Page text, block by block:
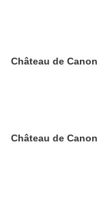
Château de
Château de